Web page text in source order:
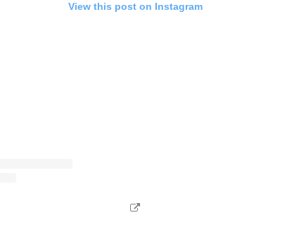
View this post on Instagram